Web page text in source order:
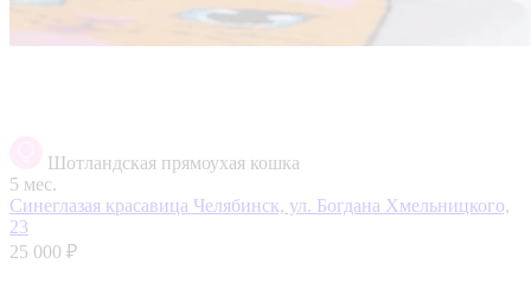
Шотландская прямоухая кошка
5 мес.
Синеглазая красавица Челябинск, ул. Богдана Хмельницкого,
23
25 000 ₽